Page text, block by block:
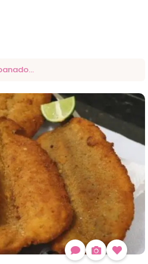
Peixe Empanado sem fritar: agora só faço assim no almoço ou jantar